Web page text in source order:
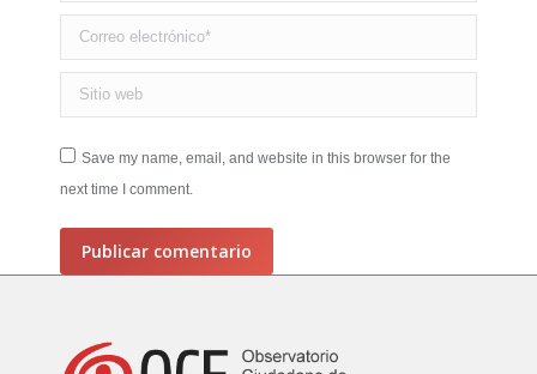
Correo electrónico *
Sitio web
Save my name, email, and website in this browser for the
next time I comment.
Publicar comentario